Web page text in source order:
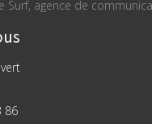
Surf, agence de
86